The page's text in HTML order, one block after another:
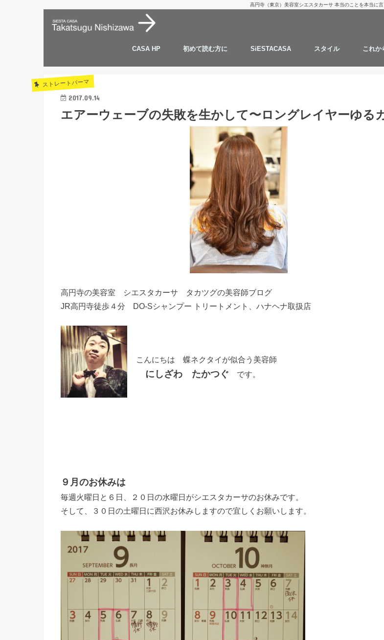
高円寺（東京）美容室シエスタカーサ 本当のことを本当に
CASA HP 初めて読む方に SiESTACASA
お客様からのご質問
タカツグの１日
スタッフの髪型
仕事の流儀
にしざわ たかつぐ 実験
思う
スタイル
カット
カラー
パーマ
ストレートパーマ
ハナヘナ
継続することで綺麗にし
これか
ストレートパーマ
2017.09.14
エアーウェーブの失敗を生かして〜ロングレイヤーゆる
高円寺の美容室 シエスタカーサ タカツグの美容師ブログ
JR高円寺徒歩４分 DO-Sシャンプー トリートメント、ハナヘナ取扱店
こんにちは 蝶ネクタイが似合う美容師
にしざわ たかつぐ です。
９月のお休みは
毎週火曜日と６日、２０日の水曜日がシエスタカーサのお休みです。
そして、３０日の土曜日に西沢お休みしますので宜しくお願いします。